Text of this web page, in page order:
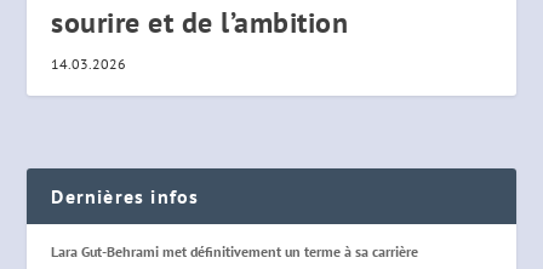
sourire et de l’ambition
14.03.2026
Dernières infos
Lara Gut-Behrami met définitivement un terme à sa carrière